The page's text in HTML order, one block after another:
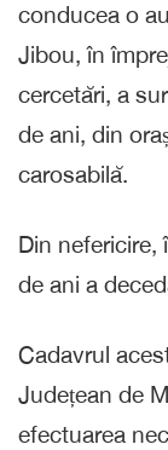
conducea o
Jibou, în
cercetări, a
de ani, din
carosabilă.
Din nefericire,
de ani a
Cadavrul
Județean de
efectuarea